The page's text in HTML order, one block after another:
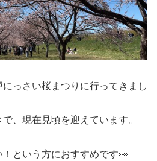
っさい桜まつりに行ってきまし
、現在見頃を迎えています。
という方におすすめです👀